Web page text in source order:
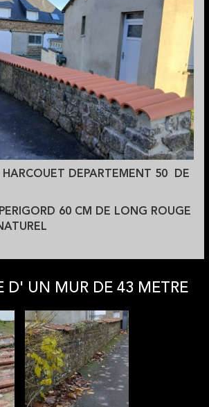
HARCOUET DEPARTEMENT 50 DE
60 CM DE LONG ROUGE
D' UN MUR DE 43 METRE